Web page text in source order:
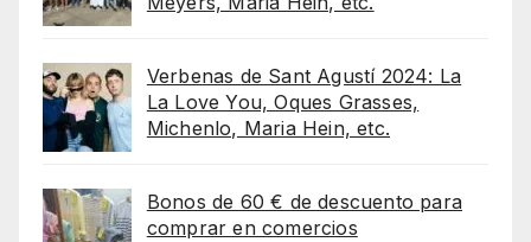
Verbenas de Sant Agustí 2024: La
La Love You, Oques Grasses,
Michenlo, Maria Hein, etc.
Bonos de 60 € de descuento para
comprar en comercios